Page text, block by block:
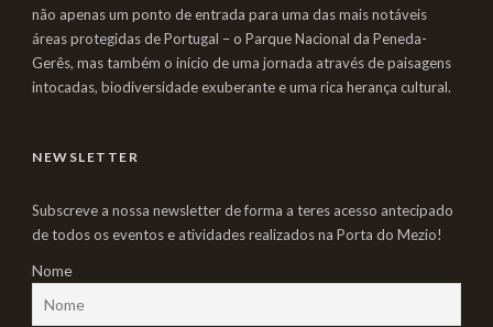
não apenas um ponto de entrada para uma das mais notáveis
áreas protegidas de Portugal – o Parque Nacional da Peneda-
Gerês, mas também o início de uma jornada através de paisagens
intocadas, biodiversidade exuberante e uma rica herança cultural.
NEWSLETTER
Subscreve a nossa newsletter de forma a teres acesso antecipado
de todos os eventos e atividades realizados na Porta do Mezio!
Nome